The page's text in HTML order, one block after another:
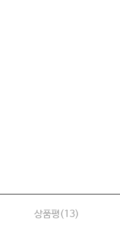
상품평(13)